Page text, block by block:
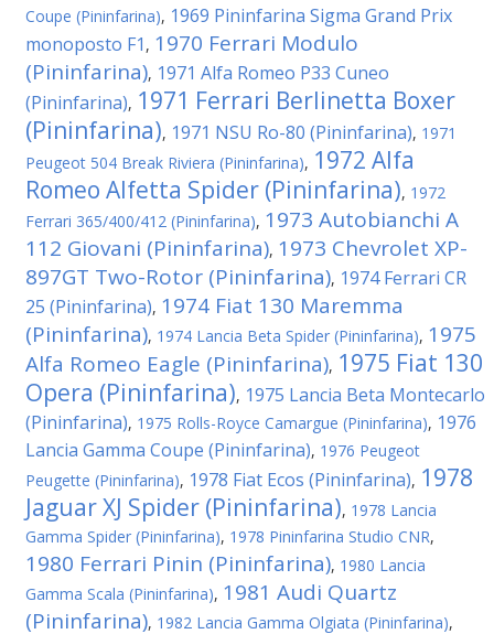
Coupe (Pininfarina), 1969 Pininfarina Sigma Grand Prix
monoposto F1 , 1970 Ferrari Modulo
(Pininfarina), 1971 Alfa Romeo P33 Cuneo
(Pininfarina), 1971 Ferrari Berlinetta Boxer
(Pininfarina), 1971 NSU Ro-80 (Pininfarina), 1971
Peugeot 504 Break Riviera (Pininfarina), 1972 Alfa
Romeo Alfetta Spider (Pininfarina), 1972
Ferrari 365/400/412 (Pininfarina), 1973 Autobianchi A
112 Giovani (Pininfarina), 1973 Chevrolet XP-
897GT Two-Rotor (Pininfarina), 1974 Ferrari CR
25 (Pininfarina), 1974 Fiat 130 Maremma
(Pininfarina), 1974 Lancia Beta Spider (Pininfarina), 1975
Alfa Romeo Eagle (Pininfarina), 1975 Fiat 130
Opera (Pininfarina), 1975 Lancia Beta Montecarlo
(Pininfarina), 1975 Rolls-Royce Camargue (Pininfarina), 1976
Lancia Gamma Coupe (Pininfarina), 1976 Peugeot
Peugette (Pininfarina), 1978 Fiat Ecos (Pininfarina), 1978
Jaguar XJ Spider (Pininfarina), 1978 Lancia
Gamma Spider (Pininfarina), 1978 Pininfarina Studio CNR,
1980 Ferrari Pinin (Pininfarina), 1980 Lancia
Gamma Scala (Pininfarina), 1981 Audi Quartz
(Pininfarina), 1982 Lancia Gamma Olgiata (Pininfarina),